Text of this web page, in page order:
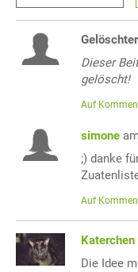
Dieser
gelöscht!
Auf
simone
;) danke
Auf
Katerchen
Die Idee